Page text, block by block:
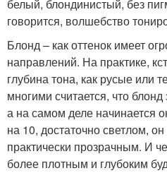
белый, блондинистый, без
говорится, волшебство
Блонд – как оттенок имеет
направлений. На практике,
глубина тона, как русые или
многими считается, что
а на самом деле начинается
на 10, достаточно светлом,
практически прозрачным. И
более плотным и глубоким